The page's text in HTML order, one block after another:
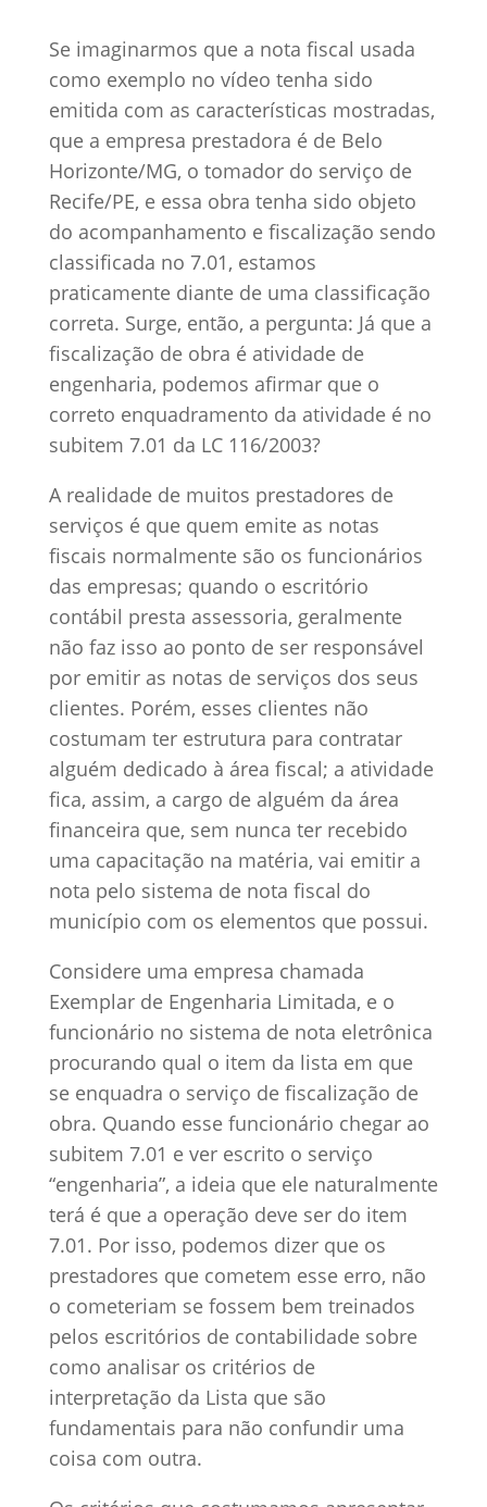
Se imaginarmos que a nota fiscal usada
como exemplo no vídeo tenha sido
emitida com as características mostradas,
que a empresa prestadora é de Belo
Horizonte/MG, o tomador do serviço de
Recife/PE, e essa obra tenha sido objeto
do acompanhamento e fiscalização sendo
classificada no 7.01, estamos
praticamente diante de uma classificação
correta. Surge, então, a pergunta: Já que a
fiscalização de obra é atividade de
engenharia, podemos afirmar que o
correto enquadramento da atividade é no
subitem 7.01 da LC 116/2003?
A realidade de muitos prestadores de
serviços é que quem emite as notas
fiscais normalmente são os funcionários
das empresas; quando o escritório
contábil presta assessoria, geralmente
não faz isso ao ponto de ser responsável
por emitir as notas de serviços dos seus
clientes. Porém, esses clientes não
costumam ter estrutura para contratar
alguém dedicado à área fiscal; a atividade
fica, assim, a cargo de alguém da área
financeira que, sem nunca ter recebido
uma capacitação na matéria, vai emitir a
nota pelo sistema de nota fiscal do
município com os elementos que possui.
Considere uma empresa chamada
Exemplar de Engenharia Limitada, e o
funcionário no sistema de nota eletrônica
procurando qual o item da lista em que
se enquadra o serviço de fiscalização de
obra. Quando esse funcionário chegar ao
subitem 7.01 e ver escrito o serviço
“engenharia”, a ideia que ele naturalmente
terá é que a operação deve ser do item
7.01. Por isso, podemos dizer que os
prestadores que cometem esse erro, não
o cometeriam se fossem bem treinados
pelos escritórios de contabilidade sobre
como analisar os critérios de
interpretação da Lista que são
fundamentais para não confundir uma
coisa com outra.